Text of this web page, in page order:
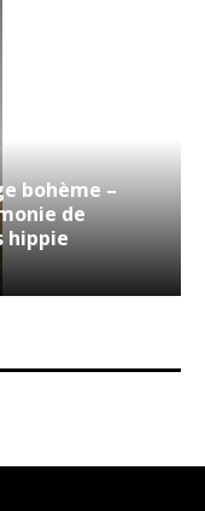
bohème –
de
hippie